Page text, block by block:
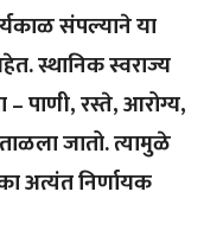
संपल्याने या
स्थानिक स्वराज्य
पाणी, रस्ते, आरोग्य,
जातो. त्यामुळे
अत्यंत निर्णायक